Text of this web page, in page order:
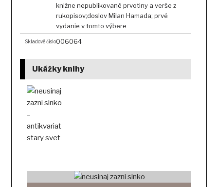
knižne nepublikované prvotiny a verše z
rukopisov;doslov Milan Hamada; prvé
vydanie v tomto výbere
Skladové číslo006064
Ukážky knihy